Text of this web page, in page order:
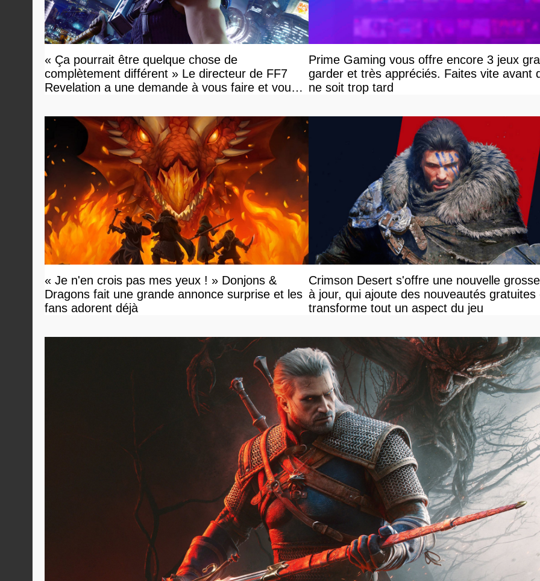
« Ça pourrait être quelque chose de
complètement différent » Le directeur de FF7
Revelation a une demande à vous faire et vous
Prime Gaming vous offre encore 3 jeux
garder et très appréciés. Faites vite avant
ne soit trop tard
« Je n'en crois pas mes yeux ! » Donjons &
Dragons fait une grande annonce surprise et les
fans adorent déjà
Crimson Desert s'offre une nouvelle
à jour, qui ajoute des nouveautés gratuites
transforme tout un aspect du jeu